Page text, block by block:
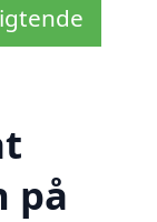
på